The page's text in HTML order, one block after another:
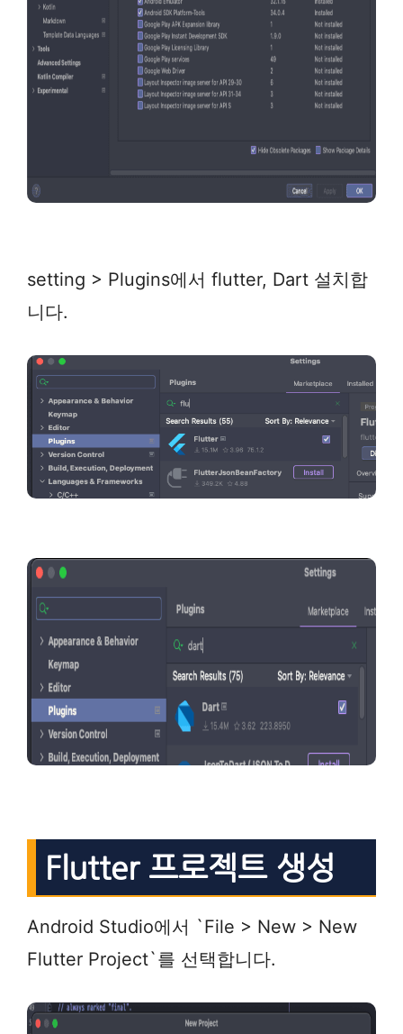
setting > Plugins에서 flutter, Dart 설치합
니다.
Flutter 프로젝트 생성
Android Studio에서 `File > New > New
Flutter Project`를 선택합니다.